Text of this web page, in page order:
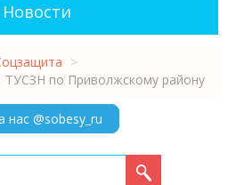
Новости
>
ТУСЗН по Приволжскому району
нас @sobesy_ru